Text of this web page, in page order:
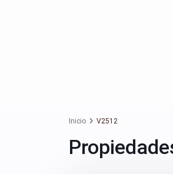
Inicio V2512